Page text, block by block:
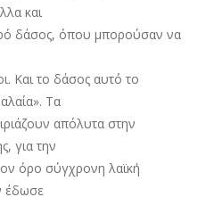
και
δάσος, όπου μπορούσαν να
Και το δάσος αυτό το
Τα
απόλυτα στην
για την
όρο σύγχρονη λαϊκή
έδωσε